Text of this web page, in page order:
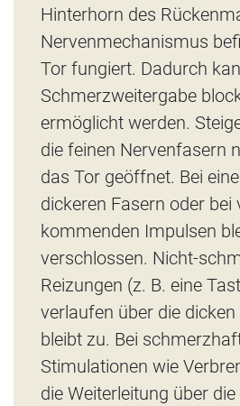
Hinterhorn des
Nervenmechanismus
Tor fungiert. Dadurch
Schmerzweitergabe
ermöglicht werden.
die feinen Nervenfasern
das Tor geöffnet. Bei
dickeren Fasern oder bei
kommenden Impulsen
verschlossen. Nicht-
Reizungen (z. B. eine
verlaufen über die
bleibt zu. Bei
Stimulationen wie
die Weiterleitung über